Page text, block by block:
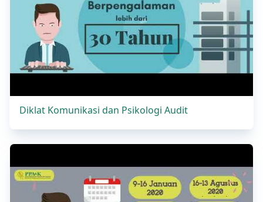
Diklat Komunikasi dan Psikologi Audit